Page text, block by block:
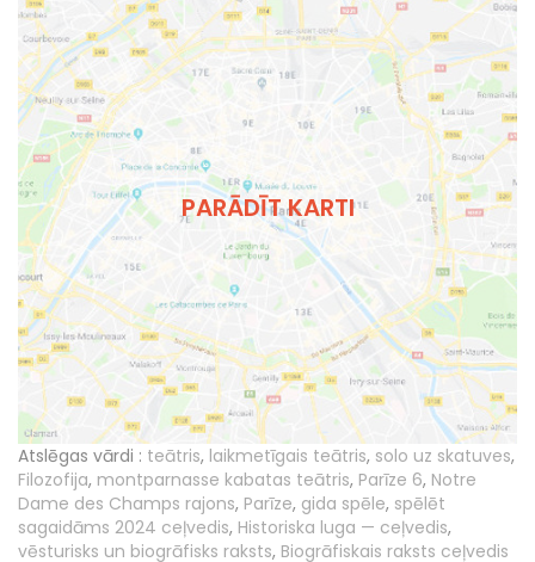
PARĀDĪT KARTI
Atslēgas vārdi : teātris, laikmetīgais teātris, solo uz skatuves,
Filozofija, montparnasse kabatas teātris, Parīze 6, Notre
Dame des Champs rajons, Parīze, gida spēle, spēlēt
sagaidāms 2024 ceļvedis, Historiska luga — ceļvedis,
vēsturisks un biogrāfisks raksts, Biogrāfiskais raksts ceļvedis